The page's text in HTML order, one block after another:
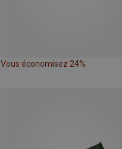
Vous économisez 24%